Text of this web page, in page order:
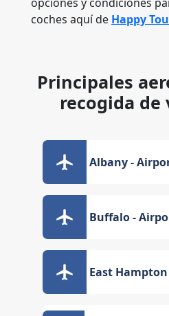
coches aquí de Happy
Principales
recogida de
Albany -
Buffalo -
East